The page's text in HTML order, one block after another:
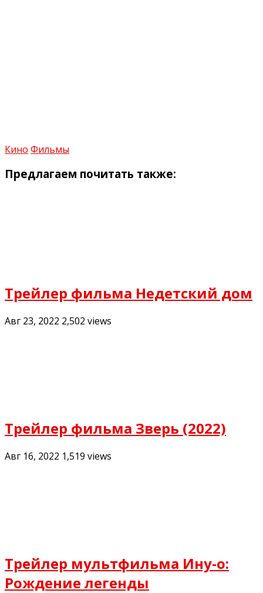
Кино Фильмы
Предлагаем почитать также:
Трейлер фильма Недетский дом
Авг 23, 2022 2,502 views
Трейлер фильма Зверь (2022)
Авг 16, 2022 1,519 views
Трейлер мультфильма Ину-о:
Рождение легенды